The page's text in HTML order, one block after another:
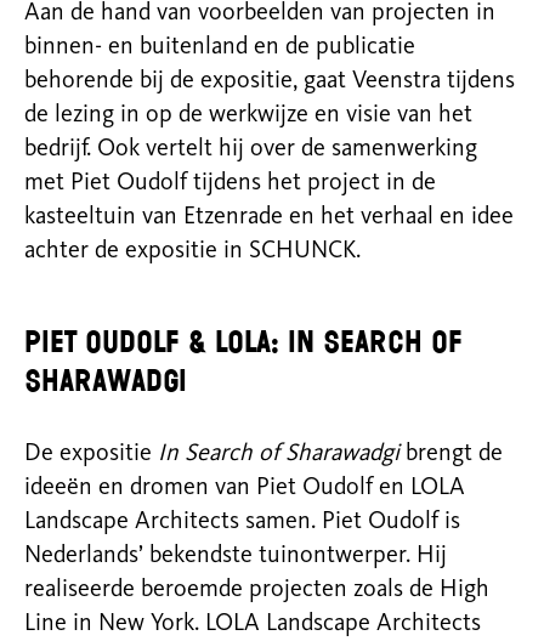
Aan de hand van voorbeelden van projecten in
binnen- en buitenland en de publicatie
behorende bij de expositie, gaat Veenstra tijdens
de lezing in op de werkwijze en visie van het
bedrijf. Ook vertelt hij over de samenwerking
met Piet Oudolf tijdens het project in de
kasteeltuin van Etzenrade en het verhaal en idee
achter de expositie in SCHUNCK.
Piet Oudolf & LOLA: In search of
Sharawadgi
De expositie In Search of Sharawadgibrengt de
ideeën en dromen van Piet Oudolf en LOLA
Landscape Architects samen. Piet Oudolf is
Nederlands’ bekendste tuinontwerper. Hij
realiseerde beroemde projecten zoals de High
Line in New York. LOLA Landscape Architects